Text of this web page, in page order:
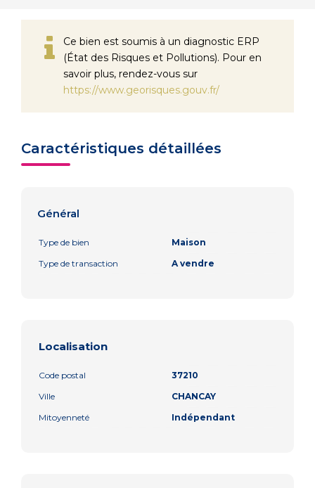
Ce bien est soumis à un diagnostic ERP
(État des Risques et Pollutions). Pour en
savoir plus, rendez-vous sur
https://www.georisques.gouv.fr/
Caractéristiques détaillées
Général
Type de bien
Maison
Type de transaction
A vendre
Localisation
Code postal
37210
Ville
CHANCAY
Mitoyenneté
Indépendant